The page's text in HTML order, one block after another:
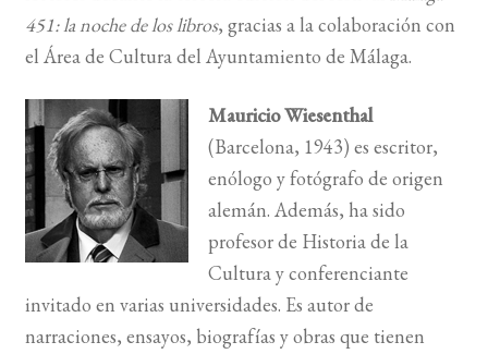
451: la noche de los libros, gracias a la colaboración con
el Área de Cultura del Ayuntamiento de Málaga.
Mauricio Wiesenthal
(Barcelona, 1943) es escritor,
enólogo y fotógrafo de origen
alemán. Además, ha sido
profesor de His­toria de la
Cultura y conferenciante
invitado en varias universidades. Es autor de
narraciones, ensayos, biografías y obras que tienen